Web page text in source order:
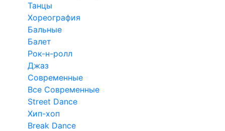
Танцы
Хореография
Бальные
Балет
Рок-н-ролл
Джаз
Современные
Все Современные
Street Dance
Хип-хоп
Break Dance